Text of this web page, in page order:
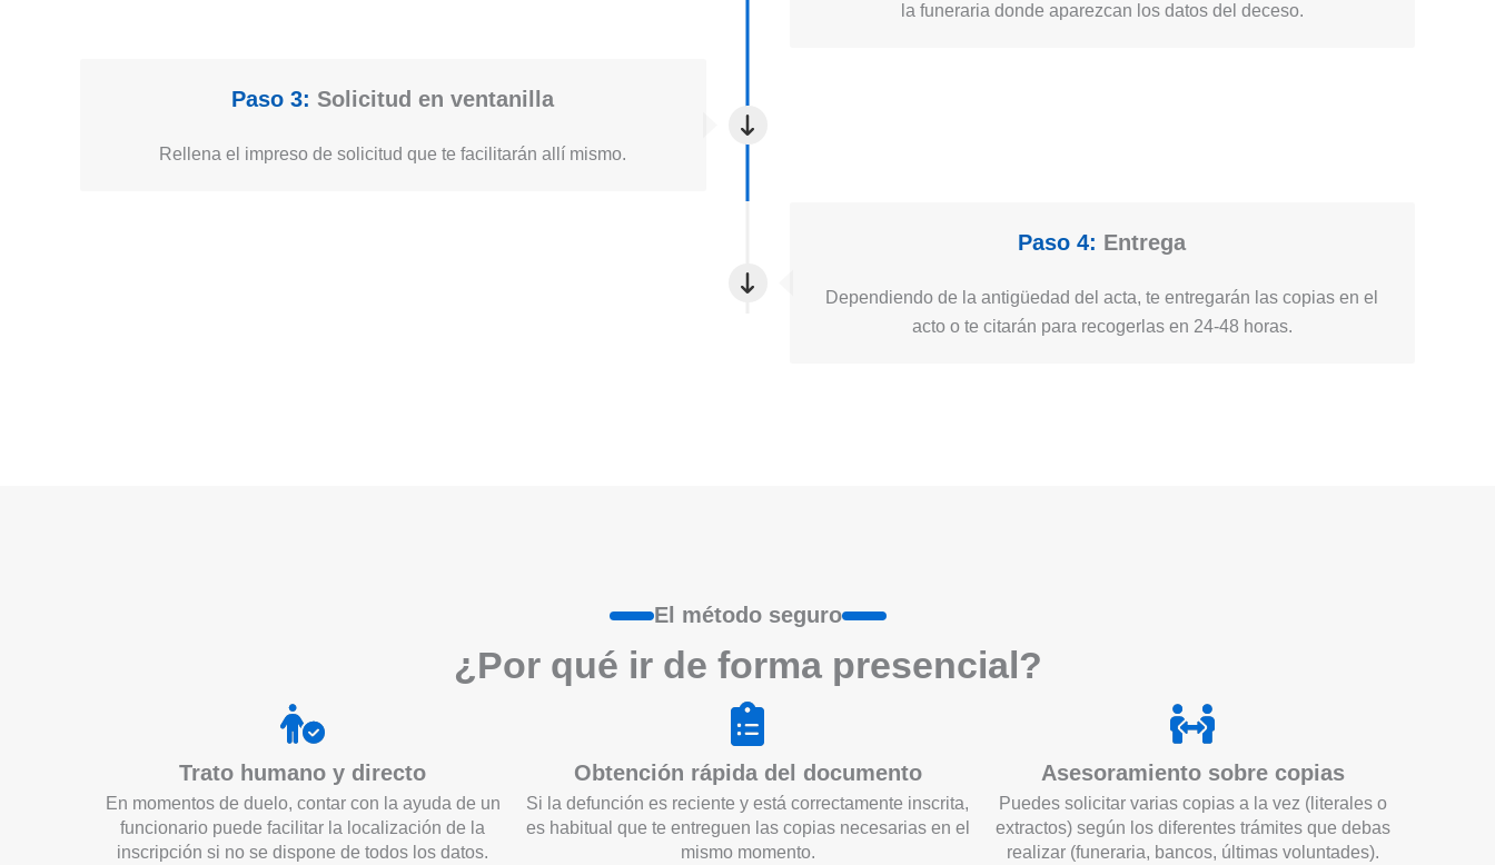
la funeraria donde aparezcan los datos del deceso.
Paso 3: Solicitud en ventanilla
Rellena el impreso de solicitud que te facilitarán allí mismo.
Paso 4: Entrega
Dependiendo de la antigüedad del acta, te entregarán las copias en el
acto o te citarán para recogerlas en 24-48 horas.
El método seguro
¿Por qué ir de formapresencial?
Trato humano y directo
En momentos de duelo, contar con la ayuda de un
funcionario puede facilitar la localización de la
inscripción si no se dispone de todos los datos.
Obtención rápida del documento
Si la defunción es reciente y está correctamente inscrita,
es habitual que te entreguen las copias necesarias en el
mismo momento.
Asesoramiento sobre copias
Puedes solicitar varias copias a la vez (literales o
extractos) según los diferentes trámites que debas
realizar (funeraria, bancos, últimas voluntades).